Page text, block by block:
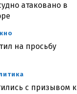
атаковано в
на просьбу
с призывом к